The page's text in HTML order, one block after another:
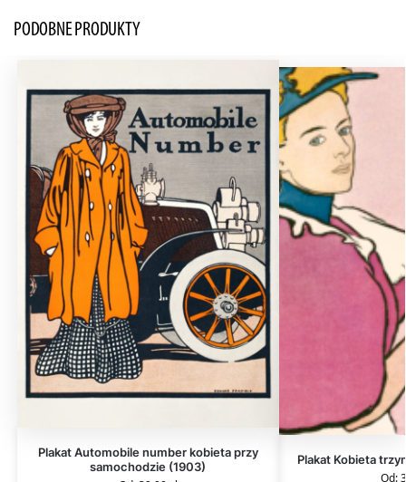
PODOBNE PRODUKTY
Plakat Automobile number kobieta przy
samochodzie (1903)
Plakat Kobieta
Od: